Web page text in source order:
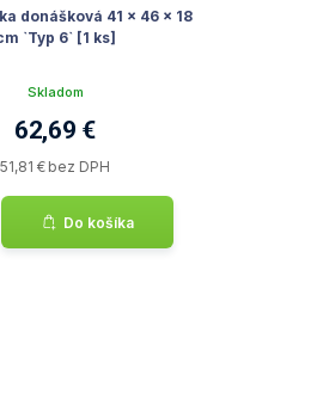
donášková 41 x 46 x 18
`Typ 6` [1 ks]
Skladom
62,69 €
51,81 € bez DPH
Do košíka